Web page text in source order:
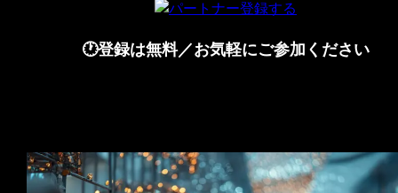
🕐登録は無料／お気軽にご参加ください